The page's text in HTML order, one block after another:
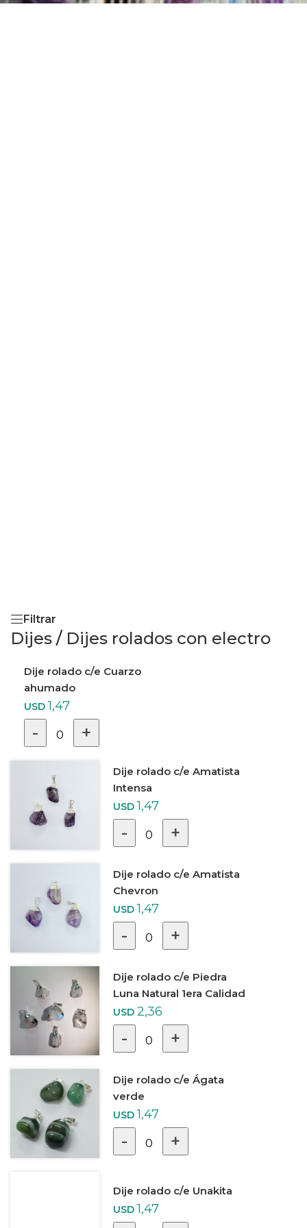
Filtrar
Dijes / Dijes rolados con electro
Dije rolado c/e Cuarzo
ahumado
USD 1,47
- 0 +
Dije rolado c/e Amatista
Intensa
USD 1,47
- 0 +
Dije rolado c/e Amatista
Chevron
USD 1,47
- 0 +
Dije rolado c/e Piedra
Luna Natural 1era Calidad
USD 2,36
- 0 +
Dije rolado c/e Ágata
verde
USD 1,47
- 0 +
Dije rolado c/e Unakita
USD 1,47